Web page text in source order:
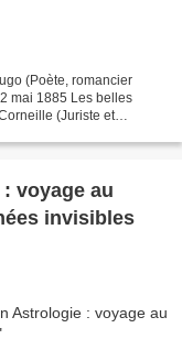
(Poète, romancier
mai 1885 Les belles
(Juriste et
voyage au
invisibles